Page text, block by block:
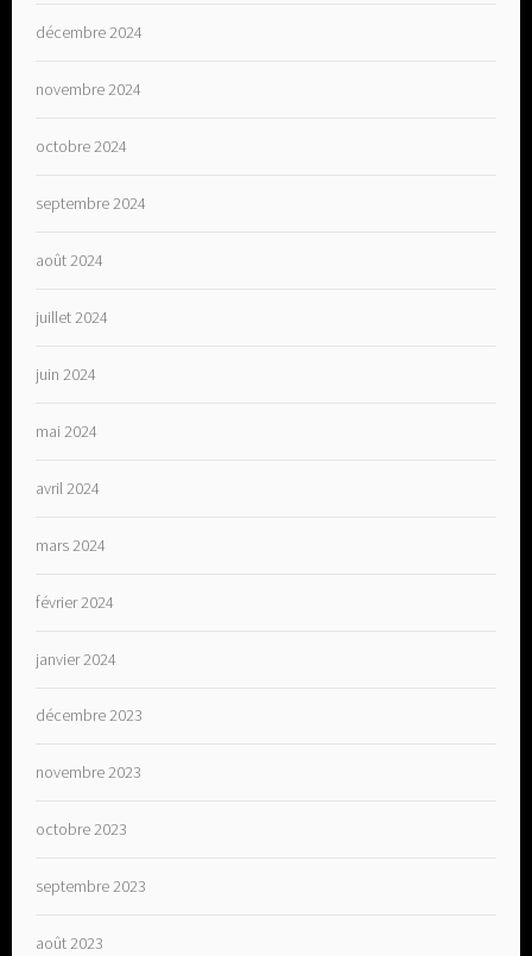
décembre 2024
novembre 2024
octobre 2024
septembre 2024
août 2024
juillet 2024
juin 2024
mai 2024
avril 2024
mars 2024
février 2024
janvier 2024
décembre 2023
novembre 2023
octobre 2023
septembre 2023
août 2023